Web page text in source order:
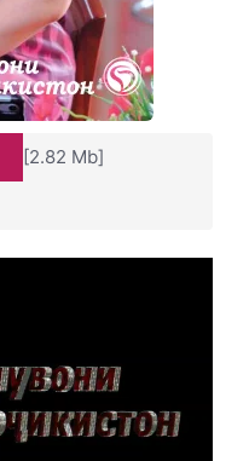
[2.82 Mb]